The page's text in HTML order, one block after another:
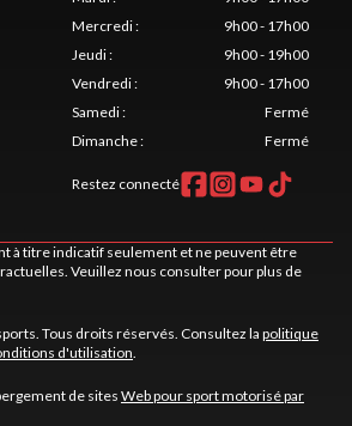
Mercredi:
9h00 - 17h00
Jeudi:
9h00 - 19h00
Vendredi:
9h00 - 17h00
Samedi:
Fermé
Dimanche: Fermé
Restez connecté
à titre indicatif seulement et ne peuvent être
Veuillez nous consulter pour plus de
Tous droits réservés. Consultez la politique
d'utilisation.
de sitesWeb pour sport motorisé par